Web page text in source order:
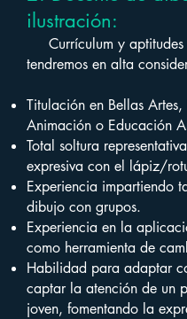
ilustración:
Currículum y aptitudes
tendremos en alta
Titulación en Bellas
Animación o Educación
Total soltura
expresiva con el lápiz/
Experiencia impartiendo
dibujo con grupos.
Experiencia en la
como herramienta de
Habilidad para adaptar
captar la atención de un
joven, fomentando la